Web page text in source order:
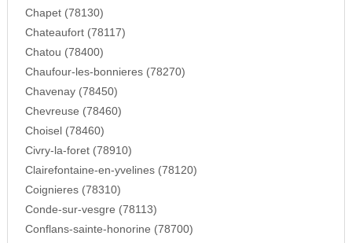
Chapet (78130)
Chateaufort (78117)
Chatou (78400)
Chaufour-les-bonnieres (78270)
Chavenay (78450)
Chevreuse (78460)
Choisel (78460)
Civry-la-foret (78910)
Clairefontaine-en-yvelines (78120)
Coignieres (78310)
Conde-sur-vesgre (78113)
Conflans-sainte-honorine (78700)